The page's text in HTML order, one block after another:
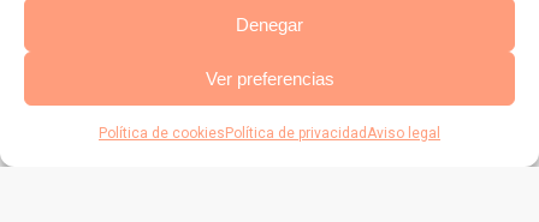
Denegar
Ver preferencias
Política de cookies Política de privacidadAviso legal
comercial en el que se inauguró el
establecimiento, superando todas las expectativas
y con colas de varias horas para poder acceder a
la tienda.